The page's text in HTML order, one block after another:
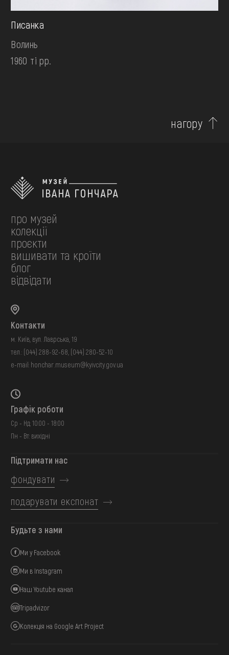
Писанка
Волинь
1960 ті рр.
нагору
про музей
колекції
проєкти
вишивати та кроїти
блог
відвідати
Контакти
м. Київ, вул. Лаврська, 19
тел.: (044) 288-92-68 (044) 280-52-10
e-mail: honchar.museum@kyivcity.gov.ua
Графік роботи
Ср - Нд: 10:00 - 18:00
Пн - Вт: вихідні
Підтримати нас
фондувати
подарувати експонат
Будьте з нами
Ми у Facebook
Ми в Instagram
Наш Youtube канал
Tripadvizor
Колекція на Google Art Project